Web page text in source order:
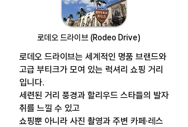
로데오 드라이브 (Rodeo Drive)
로데오 드라이브는 세계적인 명품 브랜드와
고급 부티크가 모여 있는 럭셔리 쇼핑 거리
입니다.
세련된 거리 풍경과 할리우드 스타들의 발자
취를 느낄 수 있고
쇼핑뿐 아니라 사진 촬영과 주변 카페·레스